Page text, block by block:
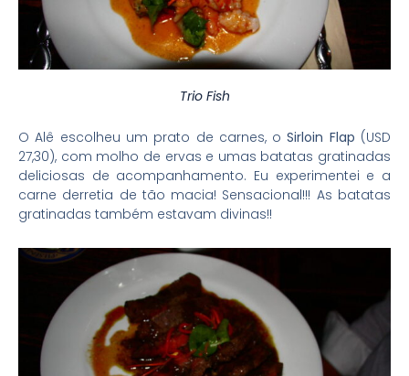
Trio Fish
O Alê escolheu um prato de carnes, oSirloin Flap (USD
27,30), com molho de ervas e umas batatas gratinadas
deliciosas de acompanhamento. Eu experimentei e a
carne derretia de tão macia! Sensacional!!! As batatas
gratinadas também estavam divinas!!